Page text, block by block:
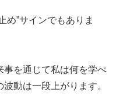
め”サインでもありま
事を通じて私は何を学べ
動は一段上がります。